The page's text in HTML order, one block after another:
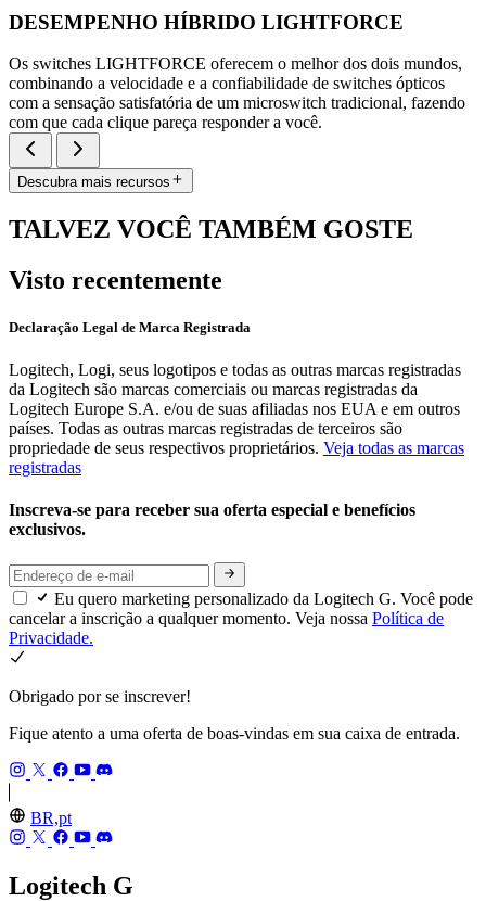
DESEMPENHO HÍBRIDO LIGHTFORCE
Os switches LIGHTFORCE oferecem o melhor dos dois mundos,
combinando a velocidade e a confiabilidade de switches ópticos
com a sensação satisfatória de um microswitch tradicional, fazendo
com que cada clique pareça responder a você.
Descubra mais recursos
TALVEZ VOCÊ TAMBÉM GOSTE
Visto recentemente
Declaração Legal de Marca Registrada
Logitech, Logi, seus logotipos e todas as outras marcas registradas
da Logitech são marcas comerciais ou marcas registradas da
Logitech Europe S.A. e/ou de suas afiliadas nos EUA e em outros
países. Todas as outras marcas registradas de terceiros são
propriedade de seus respectivos proprietários. Veja todas as marcas
registradas
Inscreva-se para receber sua oferta especial e benefícios
exclusivos.
Eu quero marketing personalizado da Logitech G. Você pode
cancelar a inscrição a qualquer momento. Veja nossa Política de
Privacidade.
Obrigado por se inscrever!
Fique atento a uma oferta de boas-vindas em sua caixa de entrada.
BR,pt
Logitech G